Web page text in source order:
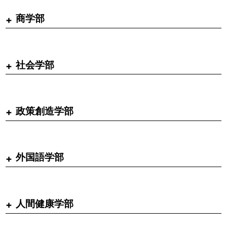
商学部
社会学部
政策創造学部
外国語学部
人間健康学部